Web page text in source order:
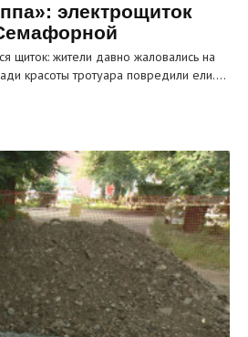
электрощиток
щиток: жители давно жаловались на
красоты тротуара повредили ели.…